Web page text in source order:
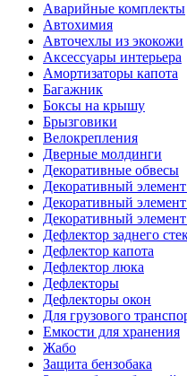
Аварийные комплекты
Автохимия
Авточехлы из экокожи
Аксессуары интерьера
Амортизаторы капота
Багажник
Боксы на крышу
Брызговики
Велокрепления
Дверные молдинги
Декоративные обвесы
Декоративный
Декоративный
Декоративный
Дефлектор заднего
Дефлектор капота
Дефлектор люка
Дефлекторы
Дефлекторы окон
Для грузового
Емкости для хранения
Жабо
Защита бензобака